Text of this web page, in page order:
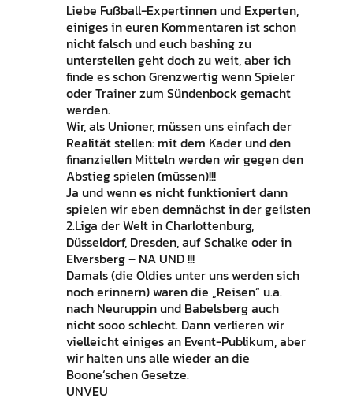
Liebe Fußball-Expertinnen und Experten,
einiges in euren Kommentaren ist schon
nicht falsch und euch bashing zu
unterstellen geht doch zu weit, aber ich
finde es schon Grenzwertig wenn Spieler
oder Trainer zum Sündenbock gemacht
werden.
Wir, als Unioner, müssen uns einfach der
Realität stellen: mit dem Kader und den
finanziellen Mitteln werden wir gegen den
Abstieg spielen (müssen)!!!
Ja und wenn es nicht funktioniert dann
spielen wir eben demnächst in der geilsten
2.Liga der Welt in Charlottenburg,
Düsseldorf, Dresden, auf Schalke oder in
Elversberg – NA UND !!!
Damals (die Oldies unter uns werden sich
noch erinnern) waren die „Reisen“ u.a.
nach Neuruppin und Babelsberg auch
nicht sooo schlecht. Dann verlieren wir
vielleicht einiges an Event-Publikum, aber
wir halten uns alle wieder an die
Boone‘schen Gesetze.
UNVEU